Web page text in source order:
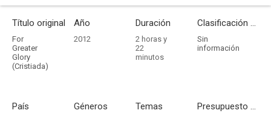
Título original
For
Greater
Glory
(Cristiada)
Año
2012
Duración
2 horas y
22
minutos
Clasificación por edades
Sin
información
País Géneros Temas Presupuesto - Ingresos